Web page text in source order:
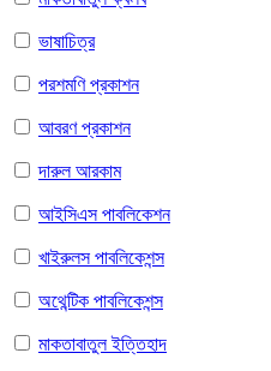
ভাষাচিত্র
পরশমণি প্রকাশন
আবরণ প্রকাশন
দারুল আরকাম
আইসিএস পাবলিকেশন
খাইরুলস পাবলিকেশন্স
অথেন্টিক পাবলিকেশন্স
মাকতাবাতুল ইত্তিহাদ